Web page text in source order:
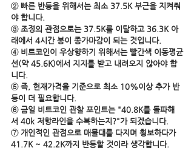
② 빠른 반등을 위해서는 최소 37.5K 부근을 지켜줘
야 합니다.
③ 조정의 관점으로는 37.5K를 이탈하고 36.3K 아
래에서 4시간 봉이 종가마감이 되는 것입니다.
④ 비트코인이 우상향하기 위해서는 빨간색 이동평균
선(약 45.6K)에서 지지를 받고 내려오지 않아야 합
니다.
⑤ 즉, 현재가격을 기준으로 최소 10%이상 추가 반
등이 더 필요합니다.
⑥ 금일 비트코인 관찰 포인트는 "40.8K를 돌파해
서 40k 저항라인을 수복하는지?"가 되겠습니다.
⑦ 개인적인 관점으로 매물대를 다지며 횡보하다가
41.7K ~ 42.2K까지 반등할 것이라 생각합니다.